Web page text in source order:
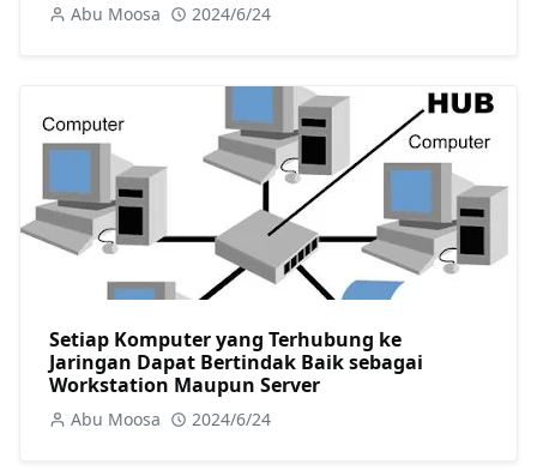
Abu Moosa 2024/6/24
Setiap Komputer yang Terhubung ke
Jaringan Dapat Bertindak Baik sebagai
Workstation Maupun Server
Abu Moosa 2024/6/24